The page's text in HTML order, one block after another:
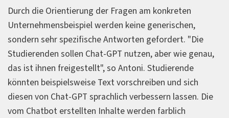
Durch die Orientierung der Fragen am konkreten
Unternehmensbeispiel werden keine generischen,
sondern sehr spezifische Antworten gefordert. "Die
Studierenden sollen Chat-GPT nutzen, aber wie genau,
das ist ihnen freigestellt", so Antoni. Studierende
könnten beispielsweise Text vorschreiben und sich
diesen von Chat-GPT sprachlich verbessern lassen. Die
vom Chatbot erstellten Inhalte werden farblich